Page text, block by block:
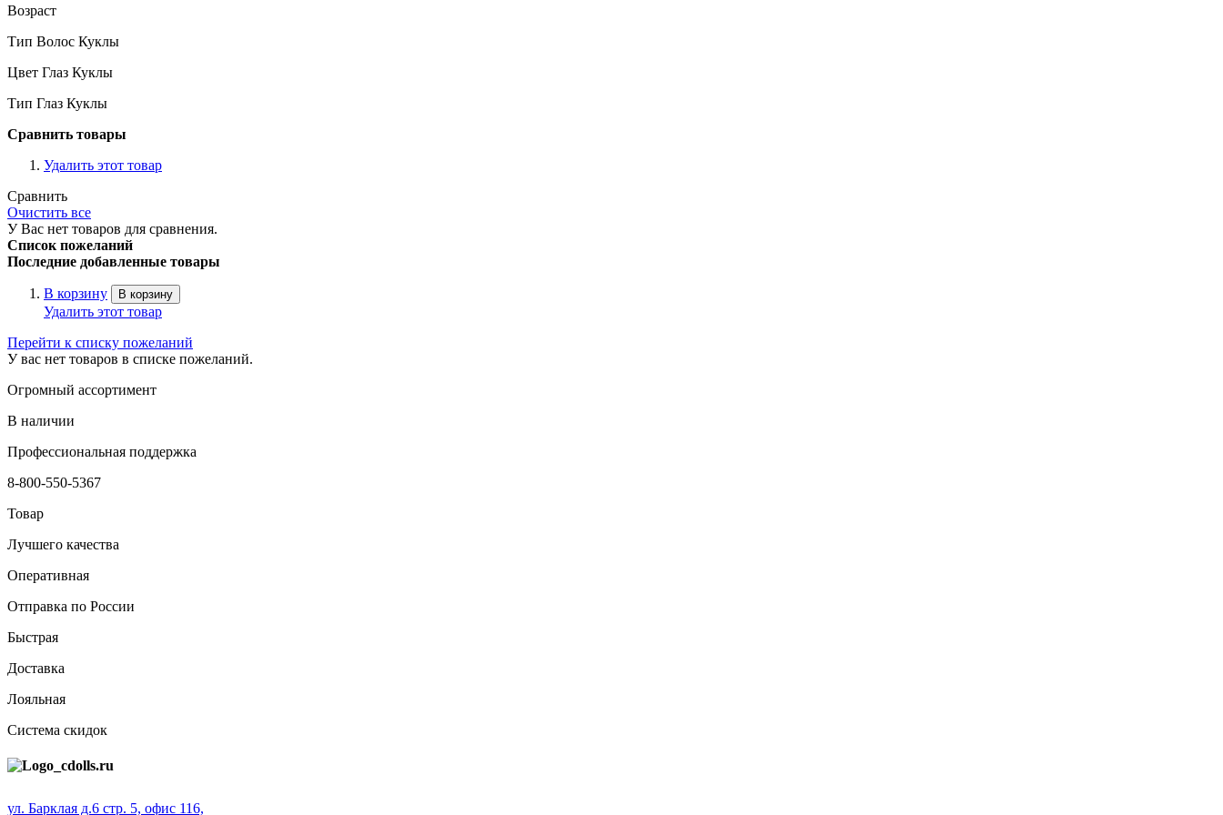
Возраст
Тип Волос Куклы
Цвет Глаз Куклы
Тип Глаз Куклы
Сравнить товары
Удалить этот товар
Сравнить
Очистить все
У Вас нет товаров для сравнения.
Список пожеланий
Последние добавленные товары
В корзину В корзину
Удалить этот товар
Перейти к списку пожеланий
У вас нет товаров в списке пожеланий.
Огромный ассортимент
В наличии
Профессиональная поддержка
8-800-550-5367
Товар
Лучшего качества
Оперативная
Отправка по России
Быстрая
Доставка
Лояльная
Система скидок
ул. Барклая д.6 стр. 5, офис 116,